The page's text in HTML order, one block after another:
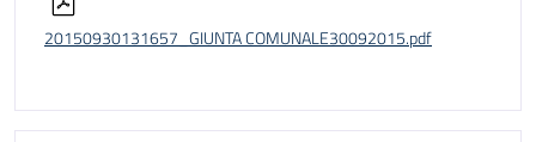
20150930131657_GIUNTA COMUNALE30092015.pdf